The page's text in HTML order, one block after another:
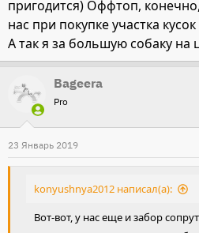
пригодится) Оффтоп,
нас при покупке участка
А так я за большую собаку на
Bageera
Pro
23 Январь 2019
konyushnya2012 написал(а):
Вот-вот, у нас еще и забор